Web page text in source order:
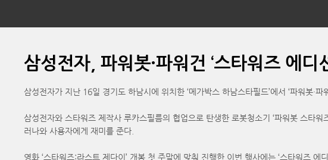
삼성전자, 파워봇·파워건 ‘스타워즈 에디
삼성전자가 지난 16일 경기도 하남시에 위치한 ‘메가박스 하남스타필드’에서 ‘파워봇·
삼성전자와 스타워즈 제작사 루카스필름의 협업으로 탄생한 로봇청소기 ‘파워봇 스타
러나와 사용자에게 재미를 준다.
영화 ‘스타워즈:라스트 제다이’ 개봉 첫 주말에 맞춰 진행한 이번 행사에는 ‘스타워즈